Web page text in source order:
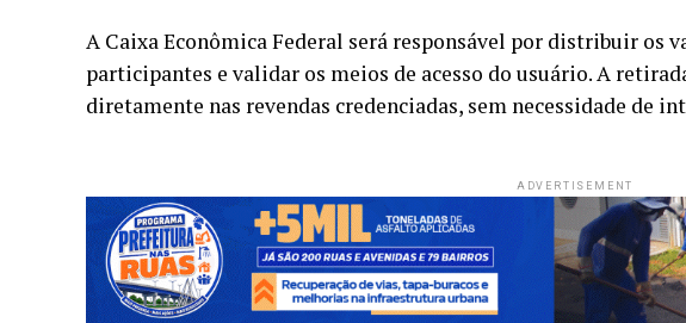
A Caixa Econômica Federal será responsável por distribuir os
participantes e validar os meios de acesso do usuário. A
diretamente nas revendas credenciadas, sem necessidade de
ADVERTISEMENT